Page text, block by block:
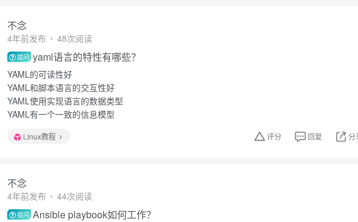
不念
4年前发布 48次阅读
提问 yaml语言的特性有哪些？
YAML的可读性好
YAML和脚本语言的交互性好
YAML使用实现语言的数据类型
YAML有一个一致的信息模型
Linux教程 评分 回复 分
不念
4年前发布 44次阅读
提问 Ansible playbook如何工作？